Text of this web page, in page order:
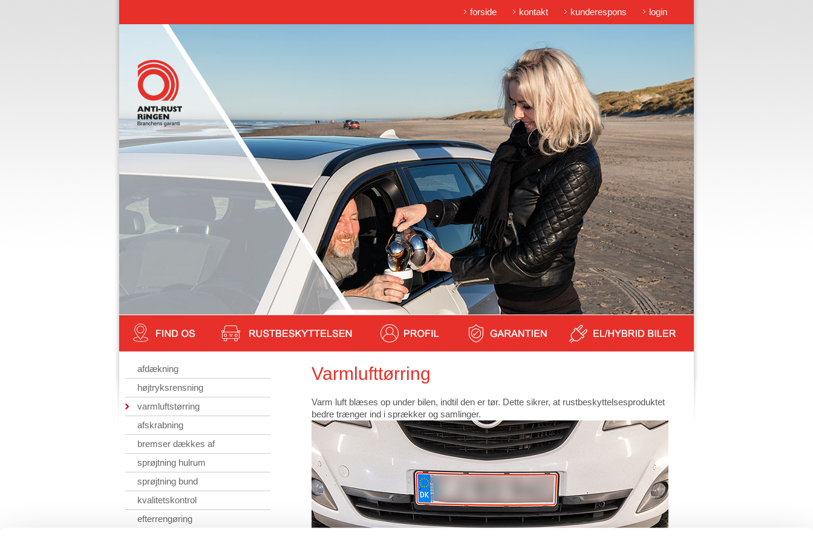
forside kontakt kunderespons login
afdækning
højtryksrensning
varmluftstørring
afskrabning
bremser dækkes af
sprøjtning hulrum
sprøjtning bund
kvalitetskontrol
efterrengøring
Varmlufttørring
Varm luft blæses op under bilen, indtil den er tør. Dette sikrer, at rustbeskyttelsesproduktet
bedre trænger ind i sprækker og samlinger.